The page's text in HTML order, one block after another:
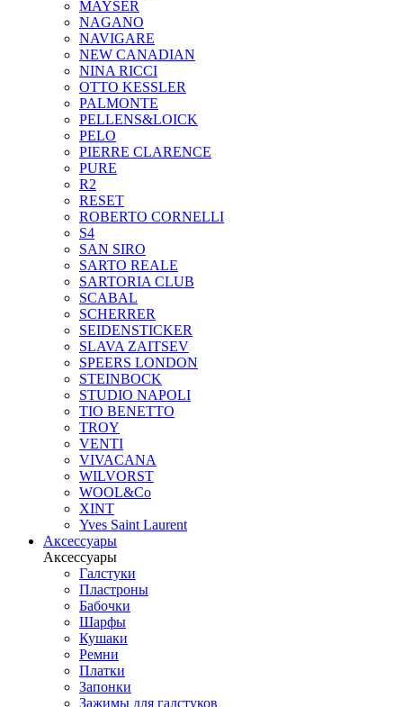
MAYSER
NAGANO
NAVIGARE
NEW CANADIAN
NINA RICCI
OTTO KESSLER
PALMONTE
PELLENS&LOICK
PELO
PIERRE CLARENCE
PURE
R2
RESET
ROBERTO CORNELLI
S4
SAN SIRO
SARTO REALE
SARTORIA CLUB
SCABAL
SCHERRER
SEIDENSTICKER
SLAVA ZAITSEV
SPEERS LONDON
STEINBOCK
STUDIO NAPOLI
TIO BENETTO
TROY
VENTI
VIVACANA
WILVORST
WOOL&Co
XINT
Yves Saint Laurent
Аксессуары
Аксессуары
Галстуки
Пластроны
Бабочки
Шарфы
Кушаки
Ремни
Платки
Запонки
Зажимы для галстуков